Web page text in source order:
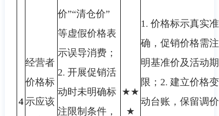
4
经营者
价格标
示应该
价”“清仓价”
等虚假价格表
示误导消费；
2. 开展促销活
动时未明确标
注限制条件，
★★
★
1. 价格标示真实准
确，促销价格需注
明基准价及活动期
限；2. 建立价格变
动台账，保留调价